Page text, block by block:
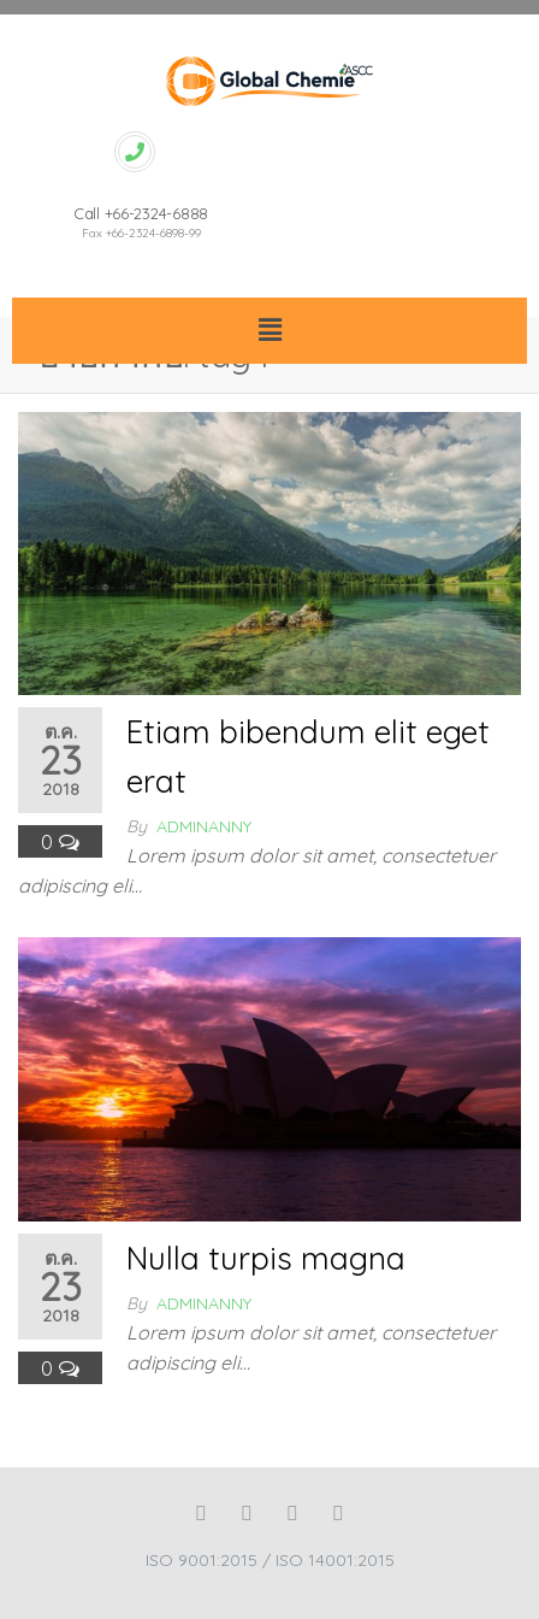
Call +66-2324-6888
Fax +66-2324-6898-99
ป้ายกำกับ:tag4
ต.ค.
23
2018
0
Etiam bibendum elit eget
erat
By ADMINANNY
Lorem ipsum dolor sit amet, consectetuer
adipiscing eli…
ต.ค.
23
2018
0
Nulla turpis magna
By ADMINANNY
Lorem ipsum dolor sit amet, consectetuer
adipiscing eli…
ISO 9001:2015 / ISO 14001:2015